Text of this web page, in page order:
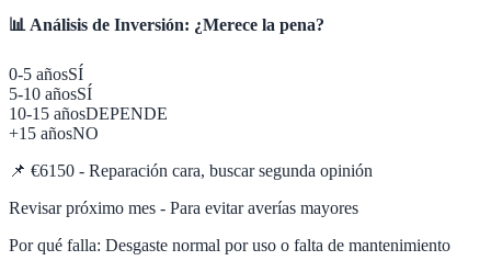
📊 Análisis de Inversión: ¿Merece la pena?
0-5 añosSÍ
5-10 añosSÍ
10-15 añosDEPENDE
+15 añosNO
📌 €6150 - Reparación cara, buscar segunda opinión
Revisar próximo mes - Para evitar averías mayores
Por qué falla: Desgaste normal por uso o falta de mantenimiento